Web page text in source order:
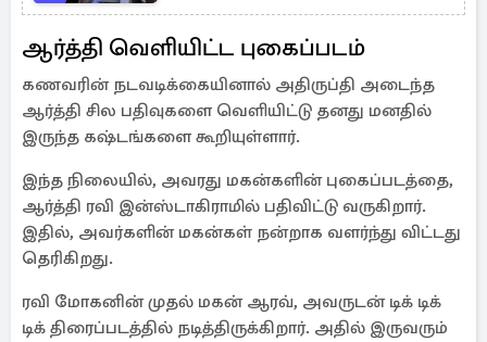
வறுத்தெடுத்த சம்பவம்
ஆர்த்தி வெளியிட்ட புகைப்படம்
கணவரின் நடவடிக்கையினால் அதிருப்தி அடைந்த
ஆர்த்தி சில பதிவுகளை வெளியிட்டு தனது மனதில்
இருந்த கஷ்டங்களை கூறியுள்ளார்.
இந்த நிலையில், அவரது மகன்களின் புகைப்படத்தை,
ஆர்த்தி ரவி இன்ஸ்டாகிராமில் பதிவிட்டு வருகிறார்.
இதில், அவர்களின் மகன்கள் நன்றாக வளர்ந்து விட்டது
தெரிகிறது.
ரவி மோகனின் முதல் மகன் ஆரவ், அவருடன் டிக் டிக்
டிக் திரைப்படத்தில் நடித்திருக்கிறார். அதில் இருவரும்